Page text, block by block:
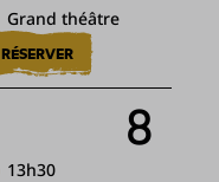
Grand théâtre
RÉSERVER
8
13h30